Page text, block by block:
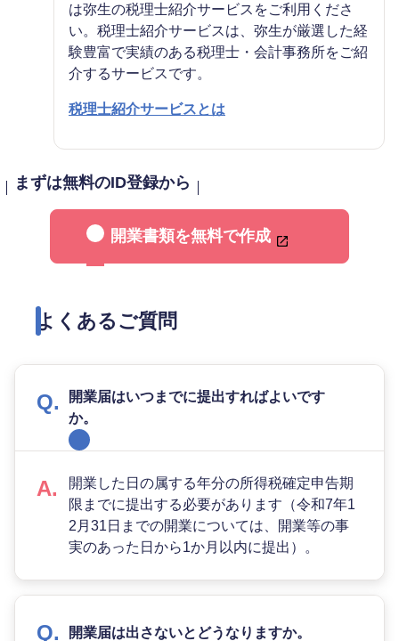
は弥生の税理士紹介サービスをご利用くださ
い。税理士紹介サービスは、弥生が厳選した経
験豊富で実績のある税理士・会計事務所をご紹
介するサービスです。
税理士紹介サービスとは
まずは無料のID登録から
開業書類を無料で作成
よくあるご質問
開業届はいつまでに提出すればよいです
か。
開業した日の属する年分の所得税確定申告期
限までに提出する必要があります（令和7年1
2月31日までの開業については、開業等の事
実のあった日から1か月以内に提出）。
開業届は出さないとどうなりますか。